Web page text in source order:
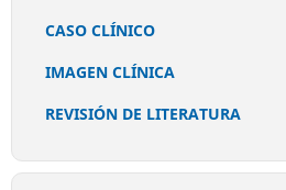
CASO CLÍNICO
IMAGEN CLÍNICA
REVISIÓN DE LITERATURA